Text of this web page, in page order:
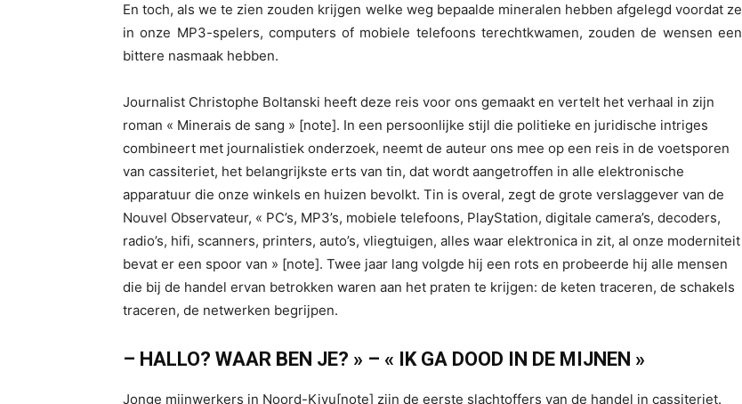
En toch, als we te zien zouden krijgen welke weg bepaalde mineralen hebben afgelegd voordat ze
in onze MP3-spelers, computers of mobiele telefoons terechtkwamen, zouden de wensen een
bittere nasmaak hebben.
Journalist Christophe Boltanski heeft deze reis voor ons gemaakt en vertelt het verhaal in zijn
roman « Minerais de sang » [note]. In een persoonlijke stijl die politieke en juridische intriges
combineert met journalistiek onderzoek, neemt de auteur ons mee op een reis in de voetsporen
van cassiteriet, het belangrijkste erts van tin, dat wordt aangetroffen in alle elektronische
apparatuur die onze winkels en huizen bevolkt. Tin is overal, zegt de grote verslaggever van de
Nouvel Observateur, « PC’s, MP3’s, mobiele telefoons, PlayStation, digitale camera’s, decoders,
radio’s, hifi, scanners, printers, auto’s, vliegtuigen, alles waar elektronica in zit, al onze moderniteit
bevat er een spoor van » [note]. Twee jaar lang volgde hij een rots en probeerde hij alle mensen
die bij de handel ervan betrokken waren aan het praten te krijgen: de keten traceren, de schakels
traceren, de netwerken begrijpen.
– HALLO? WAAR BEN JE? » – « IK GA DOOD IN DE MIJNEN »
Jonge mijnwerkers in Noord-Kivu[note] zijn de eerste slachtoffers van de handel in cassiteriet.